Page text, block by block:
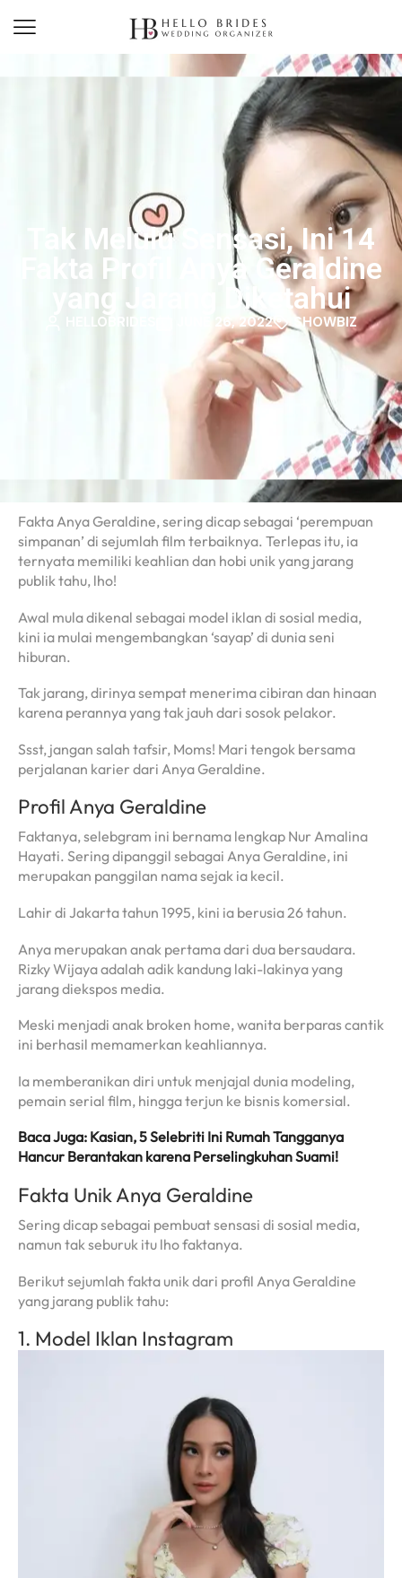
Tak Melulu Sensasi, Ini 14
Fakta Profil Anya Geraldine
yang Jarang Diketahui
HELLOBRIDES JUNE 26, 2022 SHOWBIZ
Fakta Anya Geraldine, sering dicap sebagai ‘perempuan
simpanan’ di sejumlah film terbaiknya. Terlepas itu, ia
ternyata memiliki keahlian dan hobi unik yang jarang
publik tahu, lho!
Awal mula dikenal sebagai model iklan di sosial media,
kini ia mulai mengembangkan ‘sayap’ di dunia seni
hiburan.
Tak jarang, dirinya sempat menerima cibiran dan hinaan
karena perannya yang tak jauh dari sosok pelakor.
Ssst, jangan salah tafsir, Moms! Mari tengok bersama
perjalanan karier dari Anya Geraldine.
Profil Anya Geraldine
Faktanya, selebgram ini bernama lengkap Nur Amalina
Hayati. Sering dipanggil sebagai Anya Geraldine, ini
merupakan panggilan nama sejak ia kecil.
Lahir di Jakarta tahun 1995, kini ia berusia 26 tahun.
Anya merupakan anak pertama dari dua bersaudara.
Rizky Wijaya adalah adik kandung laki-lakinya yang
jarang diekspos media.
Meski menjadi anak broken home, wanita berparas cantik
ini berhasil memamerkan keahliannya.
Ia memberanikan diri untuk menjajal dunia modeling,
pemain serial film, hingga terjun ke bisnis komersial.
Baca Juga: Kasian, 5 Selebriti Ini Rumah Tangganya
Hancur Berantakan karena Perselingkuhan Suami!
Fakta Unik Anya Geraldine
Sering dicap sebagai pembuat sensasi di sosial media,
namun tak seburuk itu lho faktanya.
Berikut sejumlah fakta unik dari profil Anya Geraldine
yang jarang publik tahu:
1. Model Iklan Instagram